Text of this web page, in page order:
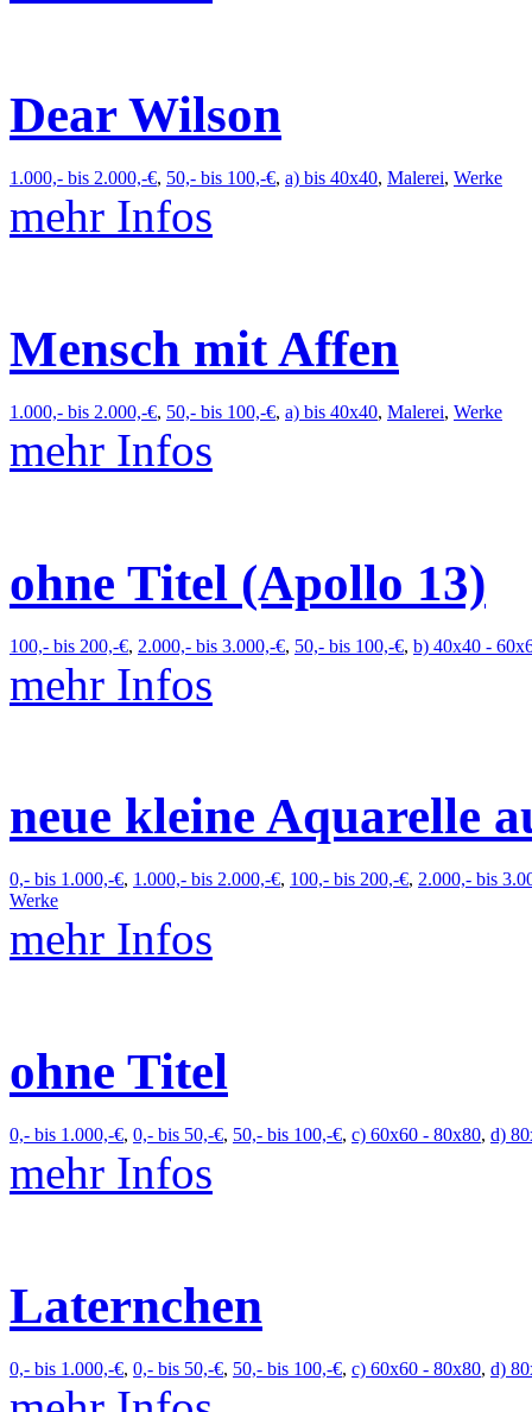
Dear Wilson
1.000,- bis 2.000,-€, 50,- bis 100,-€, a) bis 40x40, Malerei, Werke
mehr Infos
Mensch mit Affen
1.000,- bis 2.000,-€, 50,- bis 100,-€, a) bis 40x40, Malerei, Werke
mehr Infos
ohne Titel (Apollo 13)
100,- bis 200,-€, 2.000,- bis 3.000,-€, 50,- bis 100,-€, b) 40x40 -
mehr Infos
neue kleine Aquarelle
0,- bis 1.000,-€, 1.000,- bis 2.000,-€, 100,- bis 200,-€, 2.000,- bis
Werke
mehr Infos
ohne Titel
0,- bis 1.000,-€, 0,- bis 50,-€, 50,- bis 100,-€, c) 60x60 - 80x80, d)
mehr Infos
Laternchen
0,- bis 1.000,-€, 0,- bis 50,-€, 50,- bis 100,-€, c) 60x60 - 80x80, d)